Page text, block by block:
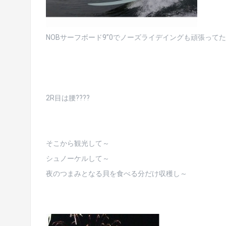
NOBサーフボード9”0でノーズライデイングも頑張って
2R目は腰????
そこから観光して～
シュノーケルして～
夜のつまみとなる貝を食べる分だけ収穫し～